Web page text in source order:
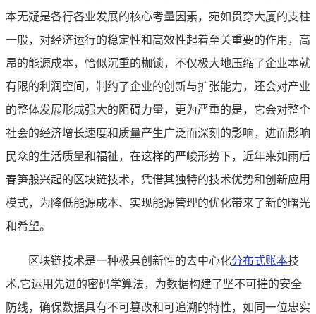
本无疑是各行各业发展的核心考量因素，宛如贯穿大厦的支柱
一般，对经济运行的稳定性和高效性起着至关重要的作用，高
昂的能源成本，恰似沉重的枷锁，不仅极大地压缩了企业本就
有限的利润空间，制约了企业的创新与扩张能力，还会对产业
的整体发展形成强大的阻碍力量，更为严重的是，它会对整个
社会的经济增长速度和质量产生广泛而深刻的影响，进而影响
民众的生活质量和福祉，在这样的严峻形势下，近年来如雨后
春笋般兴起的区块链技术，凭借其独特的技术优势和创新应用
模式，为降低能源成本、实现能源管理的优化带来了新的曙光
和希望。
区块链技术是一种极具创新性的去中心化分布式账本技
术,它运用先进的密码学算法，为数据构建了坚不可摧的安全
防线，确保数据具有不可篡改和可追溯的特性，如同一位忠实